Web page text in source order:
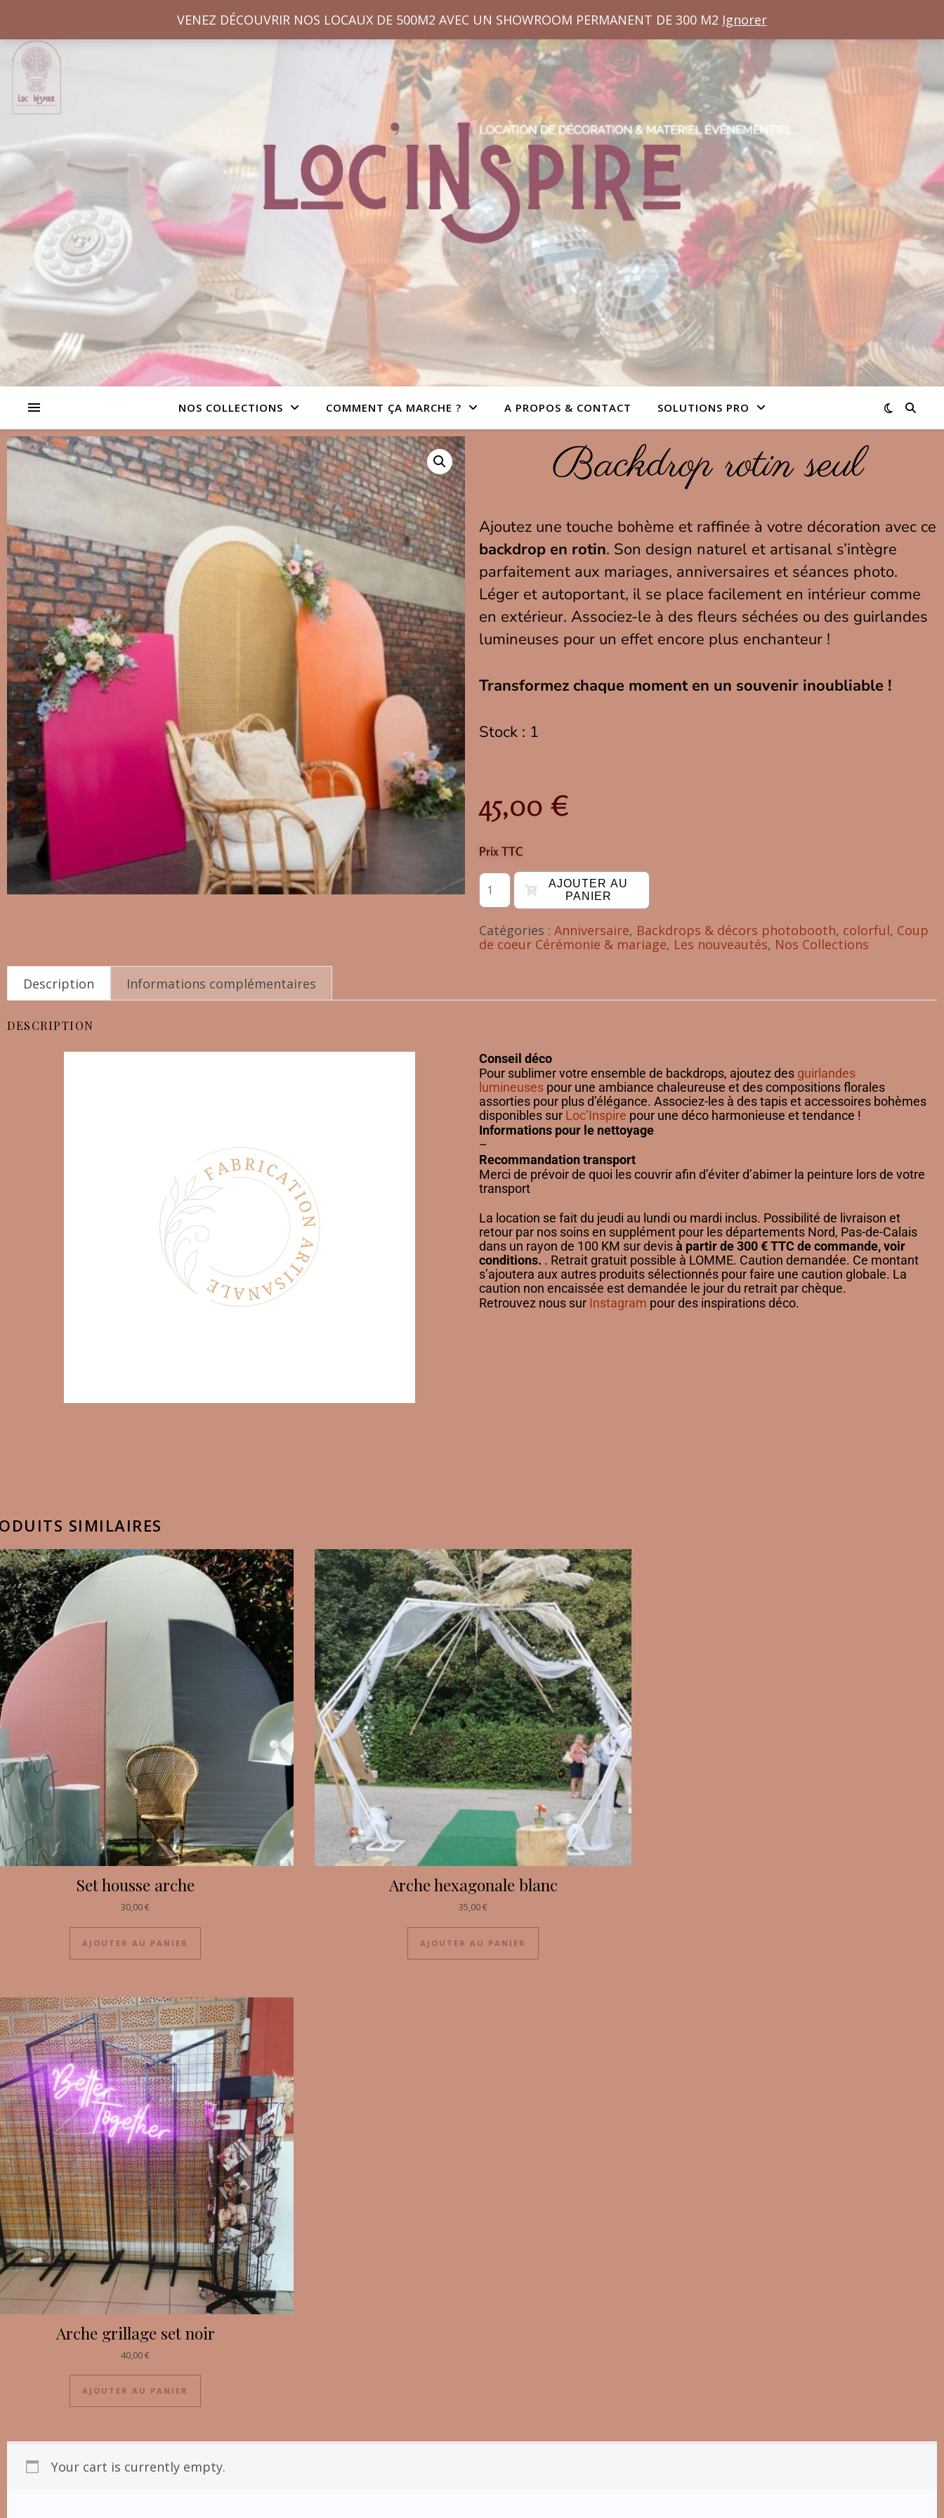
VENEZ DÉCOUVRIR NOS LOCAUX DE 500M2 AVEC UN SHOWROOM PERMANENT DE 300 M2 Ignorer
NOS COLLECTIONS COMMENT ÇA MARCHE ? A PROPOS & CONTACT SOLUTIONS PRO
Backdrop rotin seul
Ajoutez une touche bohème et raffinée à votre décoration avec ce
backdrop en rotin. Son design naturel et artisanal s’intègre
parfaitement aux mariages, anniversaires et séances photo.
Léger et autoportant, il se place facilement en intérieur comme
en extérieur. Associez-le à des fleurs séchées ou des guirlandes
lumineuses pour un effet encore plus enchanteur !
Transformez chaque moment en un souvenir inoubliable !
Stock : 1
45,00 €
Prix TTC
AJOUTER AU
PANIER
Catégories : Anniversaire, Backdrops & décors photobooth, colorful, Coup
de coeur Cérémonie & mariage, Les nouveautés, Nos Collections
Description Informations complémentaires
DESCRIPTION
Conseil déco
Pour sublimer votre ensemble de backdrops, ajoutez des guirlandes
lumineuses pour une ambiance chaleureuse et des compositions florales
assorties pour plus d’élégance. Associez-les à des tapis et accessoires bohèmes
disponibles sur Loc’Inspire pour une déco harmonieuse et tendance !
Informations pour le nettoyage
–
Recommandation transport
Merci de prévoir de quoi les couvrir afin d’éviter d’abimer la peinture lors de votre
transport
La location se fait du jeudi au lundi ou mardi inclus. Possibilité de livraison et
retour par nos soins en supplément pour les départements Nord, Pas-de-Calais
dans un rayon de 100 KM sur devisà partir de 300 € TTC de commande, voir
conditions. . Retrait gratuit possible à LOMME. Caution demandée. Ce montant
s’ajoutera aux autres produits sélectionnés pour faire une caution globale. La
caution non encaissée est demandée le jour du retrait par chèque.
Retrouvez nous sur Instagram pour des inspirations déco.
SIMILAIRES
Set housse arche
30,00€
AJOUTER AU PANIER
Arche hexagonale blanc
35,00€
AJOUTER AU PANIER
Arche grillage set noir
40,00€
AJOUTER AU PANIER
Your cart is currently empty.